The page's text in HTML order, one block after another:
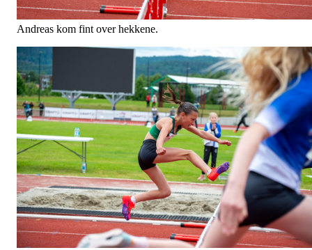
Andreas kom fint over hekkene.